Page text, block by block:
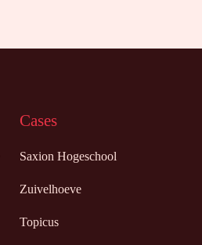
Cases
Saxion Hogeschool
Zuivelhoeve
Topicus